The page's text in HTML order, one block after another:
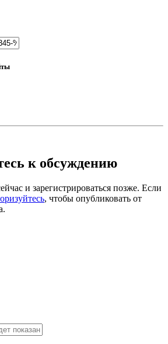
к обсуждению
и зарегистрироваться позже. Если
, чтобы опубликовать от